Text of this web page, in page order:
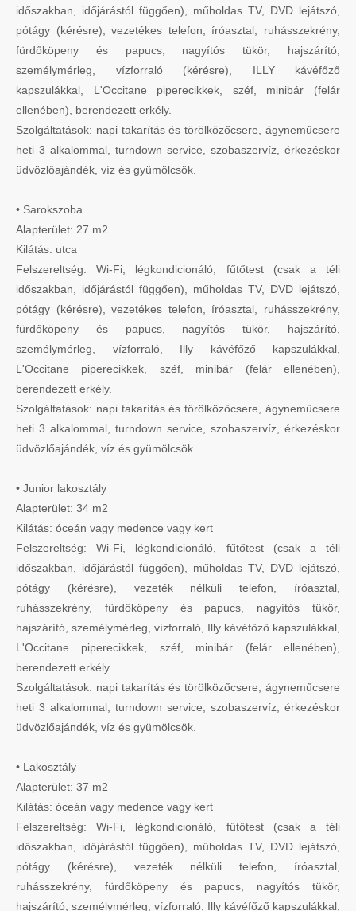
időszakban, időjárástól függően), műholdas TV, DVD lejátszó,
pótágy (kérésre), vezetékes telefon, íróasztal, ruhásszekrény,
fürdőköpeny és papucs, nagyítós tükör, hajszárító,
személymérleg, vízforraló (kérésre), ILLY kávéfőző
kapszulákkal, L'Occitane piperecikkek, széf, minibár (felár
ellenében), berendezett erkély.
Szolgáltatások: napi takarítás és törölközőcsere, ágyneműcsere
heti 3 alkalommal, turndown service, szobaszervíz, érkezéskor
üdvözlőajándék, víz és gyümölcsök.
• Sarokszoba
Alapterület: 27 m2
Kilátás: utca
Felszereltség: Wi-Fi, légkondicionáló, fűtőtest (csak a téli
időszakban, időjárástól függően), műholdas TV, DVD lejátszó,
pótágy (kérésre), vezetékes telefon, íróasztal, ruhásszekrény,
fürdőköpeny és papucs, nagyítós tükör, hajszárító,
személymérleg, vízforraló, Illy kávéfőző kapszulákkal,
L'Occitane piperecikkek, széf, minibár (felár ellenében),
berendezett erkély.
Szolgáltatások: napi takarítás és törölközőcsere, ágyneműcsere
heti 3 alkalommal, turndown service, szobaszervíz, érkezéskor
üdvözlőajándék, víz és gyümölcsök.
• Junior lakosztály
Alapterület: 34 m2
Kilátás: óceán vagy medence vagy kert
Felszereltség: Wi-Fi, légkondicionáló, fűtőtest (csak a téli
időszakban, időjárástól függően), műholdas TV, DVD lejátszó,
pótágy (kérésre), vezeték nélküli telefon, íróasztal,
ruhásszekrény, fürdőköpeny és papucs, nagyítós tükör,
hajszárító, személymérleg, vízforraló, Illy kávéfőző kapszulákkal,
L'Occitane piperecikkek, széf, minibár (felár ellenében),
berendezett erkély.
Szolgáltatások: napi takarítás és törölközőcsere, ágyneműcsere
heti 3 alkalommal, turndown service, szobaszervíz, érkezéskor
üdvözlőajándék, víz és gyümölcsök.
• Lakosztály
Alapterület: 37 m2
Kilátás: óceán vagy medence vagy kert
Felszereltség: Wi-Fi, légkondicionáló, fűtőtest (csak a téli
időszakban, időjárástól függően), műholdas TV, DVD lejátszó,
pótágy (kérésre), vezeték nélküli telefon, íróasztal,
ruhásszekrény, fürdőköpeny és papucs, nagyítós tükör,
hajszárító, személymérleg, vízforraló, Illy kávéfőző kapszulákkal,